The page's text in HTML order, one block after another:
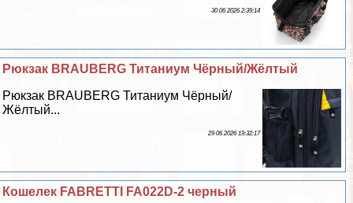
30 06 2026 2:39:14
Рюкзак BRAUBERG Титаниум Чёрный/Жёлтый
Рюкзак BRAUBERG Титаниум Чёрный/
Жёлтый...
29 06 2026 19:32:17
Кошелек FABRETTI FA022D-2 черный